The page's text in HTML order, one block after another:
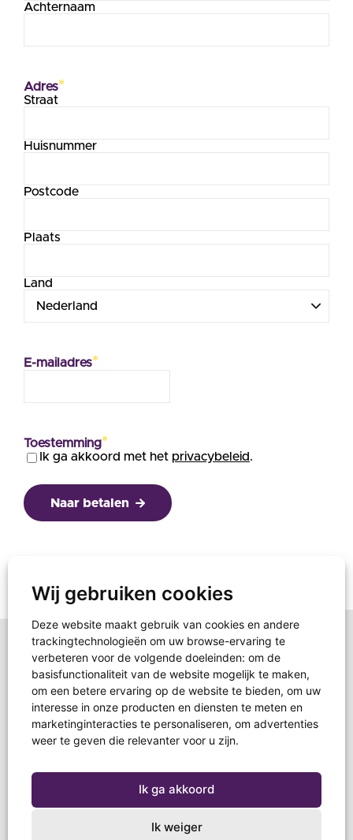
Wij gebruiken cookies
Deze website maakt gebruik van cookies en andere
trackingtechnologieën om uw browse-ervaring te
verbeteren voor de volgende doeleinden: om de
basisfunctionaliteit van de website mogelijk te maken,
om een betere ervaring op de website te bieden, om uw
interesse in onze producten en diensten te meten en
marketinginteracties te personaliseren, om advertenties
weer te geven die relevanter voor u zijn.
Ik ga akkoord
Ik weiger
Achternaam
Adres*
Straat
Huisnummer
Postcode
Plaats
Land
E-mailadres*
Toestemming*
Ik ga akkoord met het privacybeleid.
Naar betalen
Postbus 267
3850 AG Ermelo
T +31 (0)85 4844618